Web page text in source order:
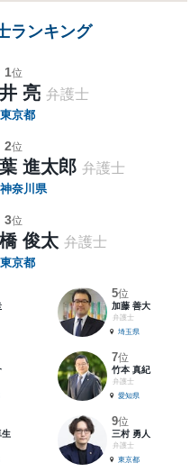
ランキング
1位
亮 弁護士
東京都
2位
進太郎 弁護士
神奈川県
3位
俊太 弁護士
東京都
5位
加藤 善大
弁護士
埼玉県
7位
竹本 真紀
弁護士
愛知県
生
9位
三村 勇人
弁護士
東京都